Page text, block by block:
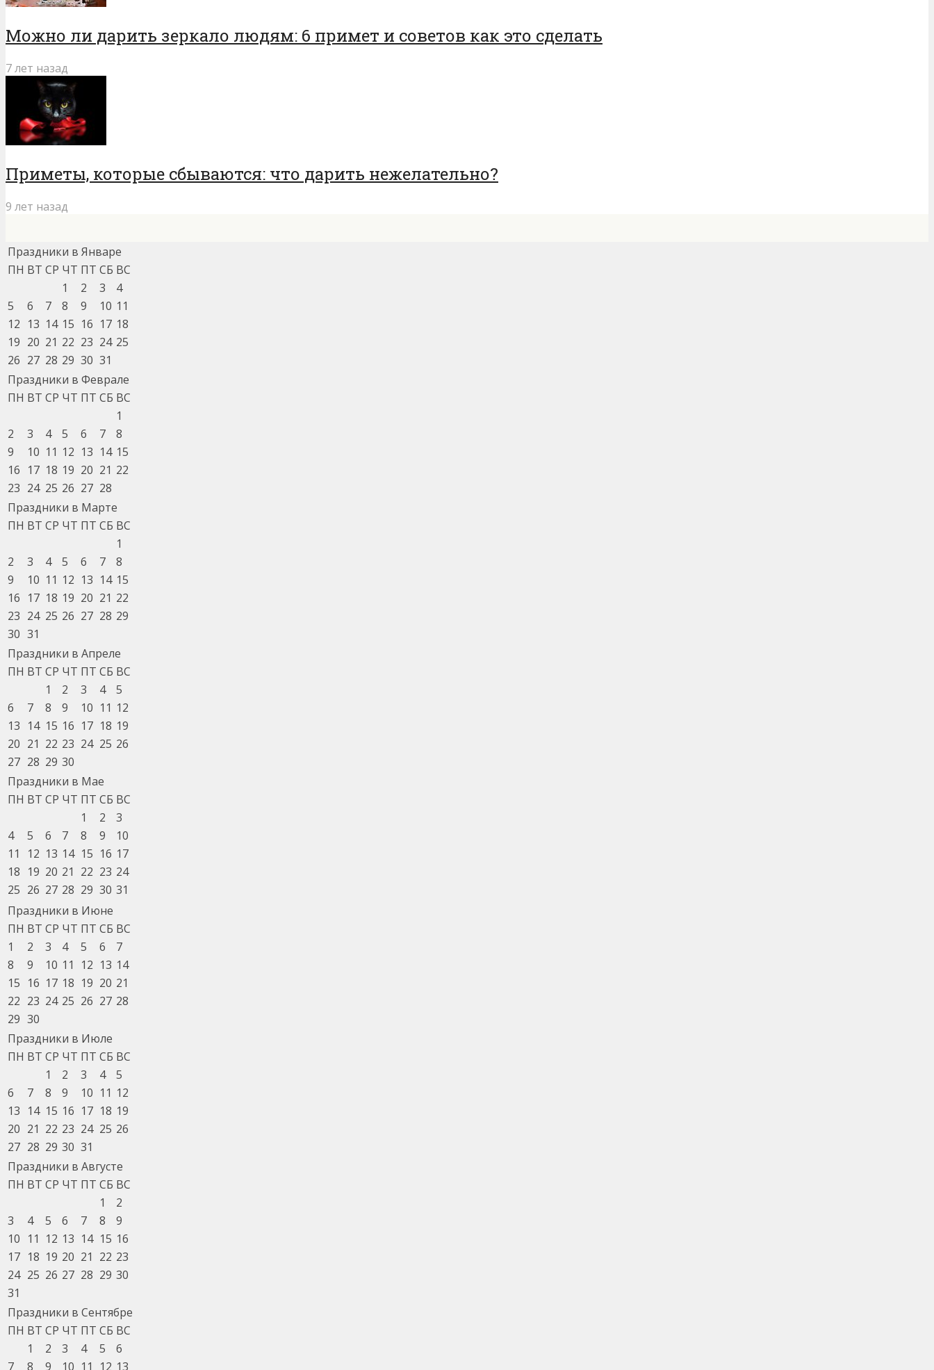
Можно ли дарить зеркало людям: 6 примет и советов как это сделать
7 лет назад
Приметы, которые сбываются: что дарить нежелательно?
9 лет назад
Праздники в Январе
ПН ВТ СР ЧТ ПТ СБ ВС
1
2 3
4
5
6 7 8 9 10 11
12 13 14 15 16 17 18
19 20 21 22 23 24 25
26 27 28 29 30 31
Праздники в Феврале
ПН ВТ СР ЧТ ПТ СБ ВС
1
2
3 4 5 6 7
8
9
10 11 12 13 14 15
16 17 18 19 20 21 22
23 24 25 26 27 28
Праздники в Марте
ПН ВТ СР ЧТ ПТ СБ ВС
1
2
3 4 5 6 7
8
9
10 11 12 13 14 15
16 17 18 19 20 21 22
23 24 25 26 27 28 29
30 31
Праздники в Апреле
ПН ВТ СР ЧТ ПТ СБ ВС
1
2 3 4
5
6
7 8 9 10 11 12
13 14 15 16 17 18 19
20 21 22 23 24 25 26
27 28 29 30
Праздники в Мае
ПН ВТ СР ЧТ ПТ СБ ВС
1
2
3
4
5 6 7 8 9
10
11
12 13 14 15 16 17
18 19 20 21 22 23 24
25 26 27 28 29 30 31
Праздники в Июне
ПН ВТ СР ЧТ ПТ СБ ВС
1
2 3 4 5 6
7
8
9 10 11 12 13 14
15 16 17 18 19 20 21
22 23 24 25 26 27 28
29 30
Праздники в Июле
ПН ВТ СР ЧТ ПТ СБ ВС
1
2 3 4
5
6
7 8 9 10 11 12
13 14 15 16 17 18 19
20 21 22 23 24 25 26
27 28 29 30 31
Праздники в Августе
ПН ВТ СР ЧТ ПТ СБ ВС
1
2
3
4 5 6 7 8
9
10 11 12 13 14 15 16
17 18 19 20 21 22 23
24 25 26 27 28 29 30
31
Праздники в Сентябре
ПН ВТ СР ЧТ ПТ СБ ВС
1
2 3 4 5
6
7
8 9 10 11 12 13